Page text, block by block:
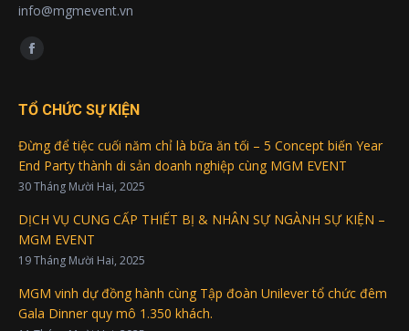
info@mgmevent.vn
Find us on:
Facebook
opens
new
window
TỔ CHỨC SỰ KIỆN
Đừng để tiệc cuối năm chỉ là bữa ăn tối – 5 Concept biến Year
End Party thành di sản doanh nghiệp cùng MGM EVENT
30 Tháng Mười Hai, 2025
DỊCH VỤ CUNG CẤP THIẾT BỊ & NHÂN SỰ NGÀNH SỰ KIỆN –
MGM EVENT
19 Tháng Mười Hai, 2025
MGM vinh dự đồng hành cùng Tập đoàn Unilever tổ chức đêm
Gala Dinner quy mô 1.350 khách.